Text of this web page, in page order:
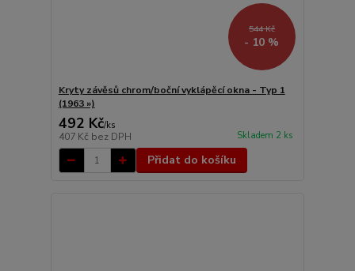
544 Kč
- 10 %
Kryty závěsů chrom/boční vyklápěcí okna - Typ 1
(1963 »)
492 Kč/ks
407 Kč bez DPH Skladem 2 ks
Přidat do košíku